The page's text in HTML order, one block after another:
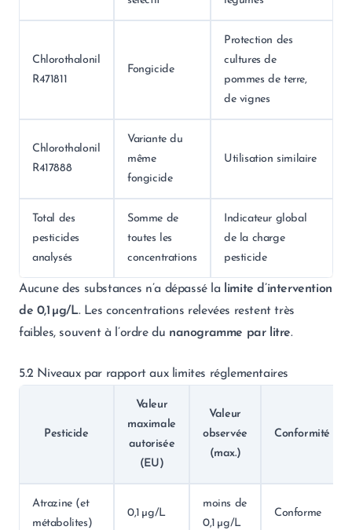
Chlorothalonil
R471811
Fongicide
Protection des
cultures de
pommes de terre,
de vignes
Chlorothalonil
R417888
Variante du
même
fongicide
Utilisation similaire
Total des
pesticides
analysés
Somme de
toutes les
concentrations
Indicateur global
de la charge
pesticide
Aucune des substances n’a dépassé la
limite d’intervention
de 0,1 µg/L. Les concentrations relevées restent très
faibles, souvent à l’ordre du nanogramme par litre.
5.2 Niveaux par rapport aux limites réglementaires
Pesticide
Valeur
maximale
autorisée
(EU)
Valeur
observée
(max.)
Conformité
Atrazine (et
métabolites)
0,1 µg/L
moins de
0,1 µg/L
Conforme